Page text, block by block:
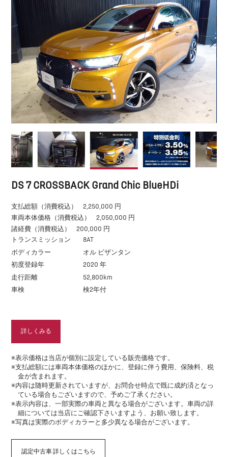
DS 7 CROSSBACK Grand Chic BlueHDi
支払総額（消費税込）
2,250,000 円
車両本体価格（消費税込）
2,050,000 円
諸経費（消費税込）
200,000 円
トランスミッション
8AT
ボディカラー
オル ビザンタン
初度登録年
2020 年
走行距離
52,800km
車検
検2年付
詳しくみる
※表示価格は当店が個別に設定している販売価格です。
※支払総額には車両本体価格のほかに、登録に伴う費用、保険料、税
金が含まれます。
※内容は随時更新されていますが、お問合せ時点で既に成約済となっ
ている場合もございますので、予めご了承ください。
※表示内容は、一部実際の車両と異なる場合がございます。車両の詳
細については当店にご確認下さいますよう、お願い致します。
※写真は実際のボディカラーと多少異なる場合がございます。
認定中古車 詳しくはこちら